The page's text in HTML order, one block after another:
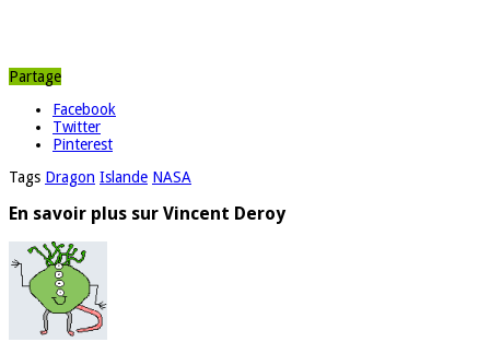
Partage
Facebook
Twitter
Pinterest
Tags Dragon Islande NASA
En savoir plus sur Vincent Deroy